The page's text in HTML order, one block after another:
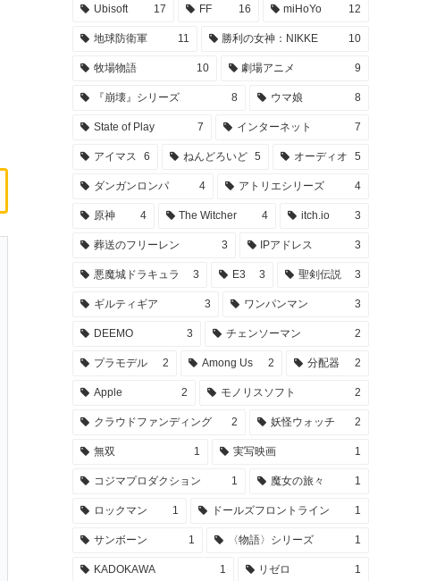
Ubisoft 17 FF 16 miHoYo 12
地球防衛軍 11 勝利の女神：NIKKE 10
牧場物語 10 劇場アニメ 9
『崩壊』シリーズ 8 ウマ娘 8
State of Play 7 インターネット 7
アイマス 6 ねんどろいど 5 オーディオ 5
ダンガンロンパ 4 アトリエシリーズ 4
原神 4 The Witcher 4 itch.io 3
葬送のフリーレン 3 IPアドレス 3
悪魔城ドラキュラ 3 E3 3 聖剣伝説 3
ギルティギア 3 ワンパンマン 3
DEEMO 3 チェンソーマン 2
プラモデル 2 Among Us 2 分配器 2
Apple 2 モノリスソフト 2
クラウドファンディング 2 妖怪ウォッチ 2
無双 1 実写映画 1
コジマプロダクション 1 魔女の旅々 1
ロックマン 1 ドールズフロントライン 1
サンボーン 1 〈物語〉シリーズ 1
KADOKAWA 1 リゼロ 1